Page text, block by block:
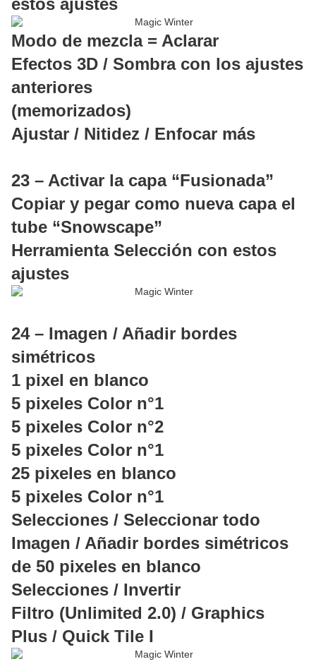
estos ajustes
Modo de mezcla = Aclarar
Efectos 3D / Sombra con los ajustes
anteriores
(memorizados)
Ajustar / Nitidez / Enfocar más
23 – Activar la capa “Fusionada”
Copiar y pegar como nueva capa el
tube “Snowscape”
Herramienta Selección con estos
ajustes
24 – Imagen / Añadir bordes
simétricos
1 pixel en blanco
5 pixeles Color n°1
5 pixeles Color n°2
5 pixeles Color n°1
25 pixeles en blanco
5 pixeles Color n°1
Selecciones / Seleccionar todo
Imagen / Añadir bordes simétricos
de 50 pixeles en blanco
Selecciones / Invertir
Filtro (Unlimited 2.0) / Graphics
Plus / Quick Tile I